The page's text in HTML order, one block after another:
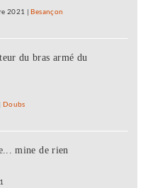
2021 |Besançon
du bras armé du
Doubs
mine de rien